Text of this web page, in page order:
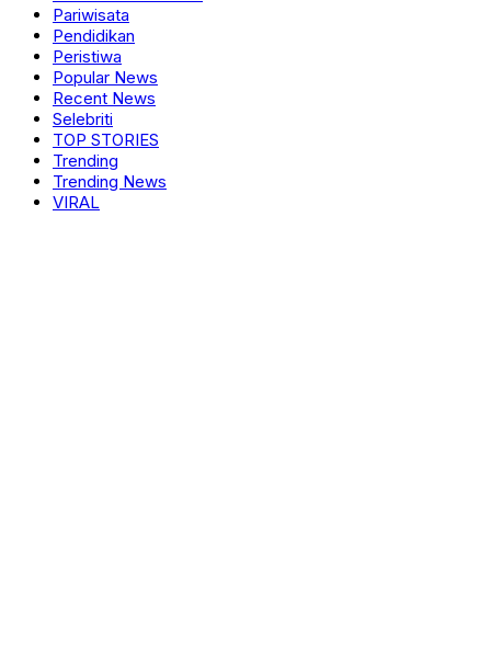
Pariwisata
Pendidikan
Peristiwa
Popular News
Recent News
Selebriti
TOP STORIES
Trending
Trending News
VIRAL